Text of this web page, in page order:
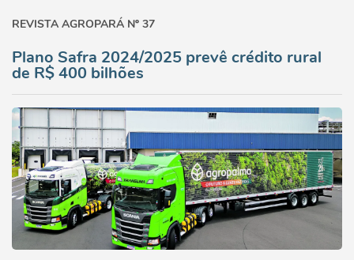
REVISTA AGROPARÁ Nº 37
Plano Safra 2024/2025 prevê crédito rural
de R$ 400 bilhões